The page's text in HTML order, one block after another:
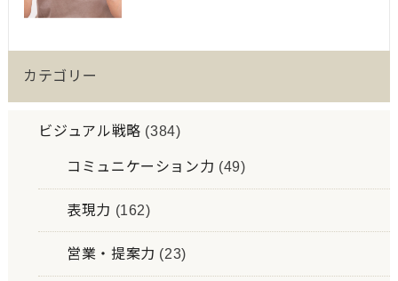
カテゴリー
ビジュアル戦略 (384)
コミュニケーション力 (49)
表現力 (162)
営業・提案力 (23)